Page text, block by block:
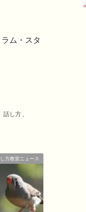
ム・スタ
話し方 、
方教室ニュース